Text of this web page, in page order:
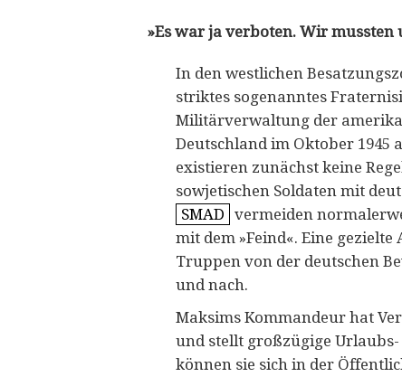
»Es war ja verboten. Wir
In den westlichen
striktes sogenanntes
Militärverwaltung der
Deutschland im Oktober 1945
existieren zunächst keine
sowjetischen Soldaten mit
SMAD vermeiden
mit dem »Feind«. Eine
Truppen von der deutschen
und nach.
Maksims Kommandeur hat
und stellt großzügige Urlaubs-
können sie sich in der